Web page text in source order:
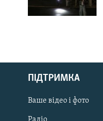
Русский
Qırımtatar
ДОЛУЧАЙСЯ!
ПІДТРИМКА
Ваше відео і фото
Радіо